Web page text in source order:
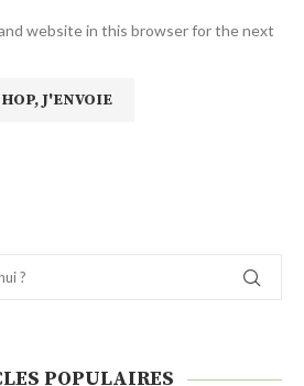
cool revient dans un nouveau